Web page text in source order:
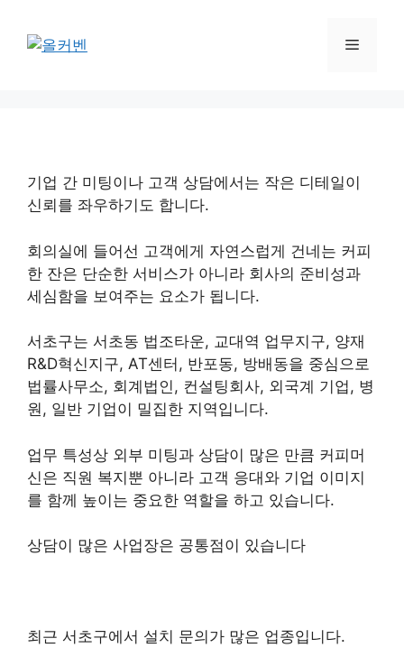
메
기업 간 미팅이나 고객 상담에서는 작은 디테일이
신뢰를 좌우하기도 합니다.
회의실에 들어선 고객에게 자연스럽게 건네는 커피
한 잔은 단순한 서비스가 아니라 회사의 준비성과
세심함을 보여주는 요소가 됩니다.
서초구는 서초동 법조타운, 교대역 업무지구, 양재
R&D혁신지구, AT센터, 반포동, 방배동을 중심으로
법률사무소, 회계법인, 컨설팅회사, 외국계 기업, 병
원, 일반 기업이 밀집한 지역입니다.
업무 특성상 외부 미팅과 상담이 많은 만큼 커피머
신은 직원 복지뿐 아니라 고객 응대와 기업 이미지
를 함께 높이는 중요한 역할을 하고 있습니다.
상담이 많은 사업장은 공통점이 있습니다
최근 서초구에서 설치 문의가 많은 업종입니다.